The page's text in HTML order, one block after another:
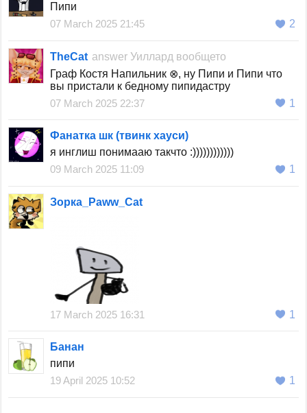
Пипи
07 March 2025 21:45
2
TheCat answer Уиллард вообщето
Граф Костя Напильник ⊗, ну Пипи и Пипи что
вы пристали к бедному пипидастру
07 March 2025 22:37
1
Фанатка шк (твинк хауси)
я инглиш понимааю такчто :))))))))))))
09 March 2025 11:09
1
Зорка_Paww_Cat
17 March 2025 16:31 1
Банан
пипи
19 April 2025 10:52
1